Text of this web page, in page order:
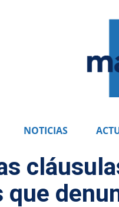
NOTICIAS
que